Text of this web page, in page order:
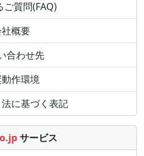
ご質問(FAQ)
概要
合わせ先
作環境
に基づく表記
サービス